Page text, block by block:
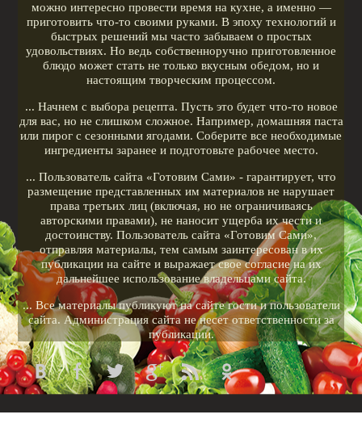
РЕКЛАМА У НАС
можно интересно провести время на кухне, а именно —
приготовить что-то своими руками. В эпоху технологий и
быстрых решений мы часто забываем о простых
удовольствиях. Но ведь собственноручно приготовленное
блюдо может стать не только вкусным обедом, но и
настоящим творческим процессом.
... Начнем с выбора рецепта. Пусть это будет что-то новое
для вас, но не слишком сложное. Например, домашняя паста
или пирог с сезонными ягодами. Соберите все необходимые
ингредиенты заранее и подготовьте рабочее место.
... Пользователь сайта «Готовим Сами» - гарантирует, что
размещение представленных им материалов не нарушает
права третьих лиц (включая, но не ограничиваясь
авторскими правами), не наносит ущерба их чести и
достоинству. Пользователь сайта «Готовим Сами»,
отправляя материалы, тем самым заинтересован в их
публикации на сайте и выражает свое согласие на их
дальнейшее использование владельцами сайта.
... Все материалы публикуют на сайте гости и пользователи
сайта. Администрация сайта не несет ответственности за
публикации.